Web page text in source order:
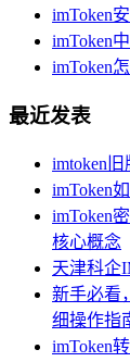
imToken
imToken
imToken
最近发表
imtoken
imToken
imToken
核心概念
天津科企
新手必看
细操作指
imToken